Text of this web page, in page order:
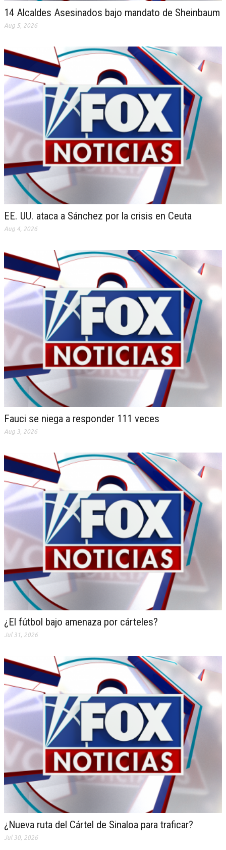
14 Alcaldes Asesinados bajo mandato de Sheinbaum
Aug 5, 2026
EE. UU. ataca a Sánchez por la crisis en Ceuta
Aug 4, 2026
Fauci se niega a responder 111 veces
Aug 3, 2026
¿El fútbol bajo amenaza por cárteles?
Jul 31, 2026
¿Nueva ruta del Cártel de Sinaloa para traficar?
Jul 30, 2026